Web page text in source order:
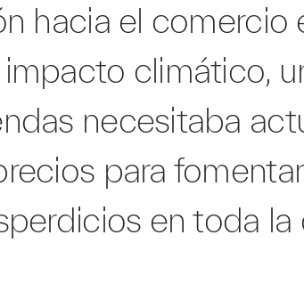
hacia el comercio
climático,
necesitaba
para
en toda